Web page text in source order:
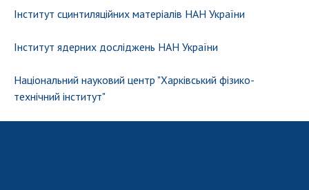
Інститут сцинтиляційних матеріалів НАН України
Інститут ядерних досліджень НАН України
Національний науковий центр "Харкiвський фiзико-
технiчний інститут"